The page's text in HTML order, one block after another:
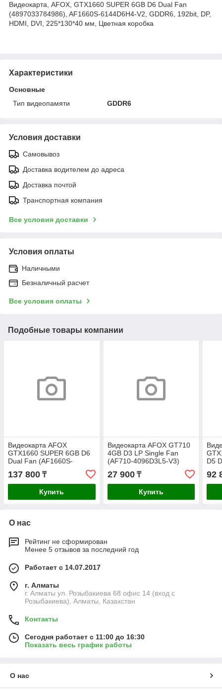
Видеокарта, AFOX, GTX1660 SUPER 6GB D6 Dual Fan
(4897033784986), AF1660S-6144D6H4-V2, GDDR6, 192bit, DP,
HDMI, DVI, 225*130*40 мм, Цветная коробка
Характеристики
Основные
Тип видеопамяти
GDDR6
Условия доставки
Самовывоз
Доставка водителем до адреса
Доставка почтой
Транспортная компания
Все условия доставки
Условия оплаты
Наличными
Безналичный расчет
Все условия оплаты
Подобные товары компании
Видеокарта AFOX
GTX1660 SUPER 6GB D6
Dual Fan (AF1660S-
137 800 ₸
Купить
Видеокарта AFOX GT710
4GB D3 LP Single Fan
(AF710-4096D3L5-V3)
27 900₸
Купить
D5
92
О нас
Рейтинг не сформирован
Менее 5 отзывов за последний год
Работает с 14.07.2017
г. Алматы
г. Алматы ул. Розыбакиева 68 офис 14 (вход с
Розыбакиева), Алматы, Казахстан
Контакты
Сегодня работает с 11:00 до 16:30
Показать весь график работы
О нас